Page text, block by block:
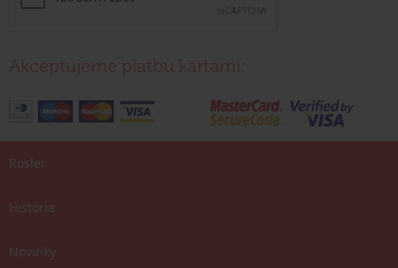
Akceptujeme platbu kartami:
Rosler
História
Novinky